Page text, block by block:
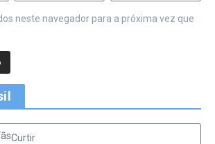
neste navegador para a próxima vez que
Curtir